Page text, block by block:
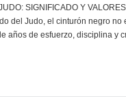
SIGNIFICADO Y
del Judo, el cinturón negro
años de esfuerzo, disciplina y